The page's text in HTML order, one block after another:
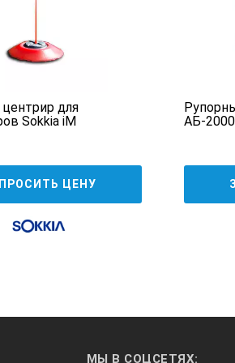
для
Sokkia iM
ЦЕНУ
АБ-
МЫ В СОЦСЕТЯХ: